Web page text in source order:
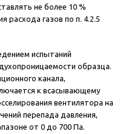
не более 10 %
расхода газов по п. 4.2.5
испытаний
образца.
канала,
к всасывающему
вентилятора на
перепада давления,
от 0 до 700 Па.